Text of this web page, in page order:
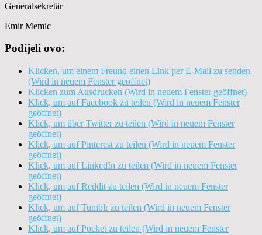
Generalsekretär
Emir Memic
Podijeli ovo:
Klicken, um einem Freund einen Link per E-Mail zu senden
(Wird in neuem Fenster geöffnet)
Klicken zum Ausdrucken (Wird in neuem Fenster geöffnet)
Klick, um auf Facebook zu teilen (Wird in neuem Fenster
geöffnet)
Klick, um über Twitter zu teilen (Wird in neuem Fenster
geöffnet)
Klick, um auf Pinterest zu teilen (Wird in neuem Fenster
geöffnet)
Klick, um auf LinkedIn zu teilen (Wird in neuem Fenster
geöffnet)
Klick, um auf Reddit zu teilen (Wird in neuem Fenster
geöffnet)
Klick, um auf Tumblr zu teilen (Wird in neuem Fenster
geöffnet)
Klick, um auf Pocket zu teilen (Wird in neuem Fenster